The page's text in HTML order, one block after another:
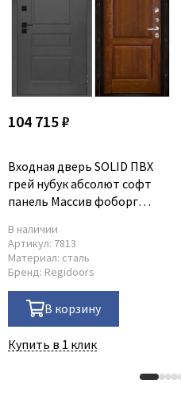
104 715 ₽
Входная дверь SOLID ПВХ
грей нубук абсолют софт
панель Массив фоборг
В наличии
Артикул: 7813
Материал: сталь
Бренд: Regidoors
В корзину
Купить в 1 клик